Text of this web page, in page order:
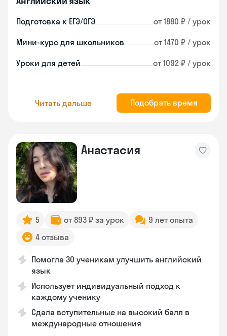
Подготовка к ЕГЭ/ОГЭ от 1880 ₽ / урок
Мини-курс для школьников от 1470 ₽ / урок
Уроки для детей от 1092 ₽ / урок
Читать дальше Подобрать время
Анастасия
5 от 893 ₽ за урок
9 лет опыта
4 отзыва
Помогла 30 ученикам улучшить английский
язык
Использует индивидуальный подход к
каждому ученику
Сдала вступительные на высокий балл в
международные отношения